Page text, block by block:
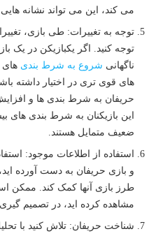
می کند، این می تواند نشانه
توجه به تغییرات: طی بازی،
توجه کنید. اگر یکبازیکن در یک
ناگهانی شروع به شرط بندی
های قوی تری در اختیار داشته
حریفان به شرط بندی ها و
این بازیکنان به شرط بندی های
ضعیف متمایل هستند.
استفاده از اطلاعات موجود:
و بازی حریفان به دست آورده
طرز بازی آنها کمک کند. ممکن
مشاهده کرده اید، در تصمیم گیری
شناخت حریفان: تلاش کنید با